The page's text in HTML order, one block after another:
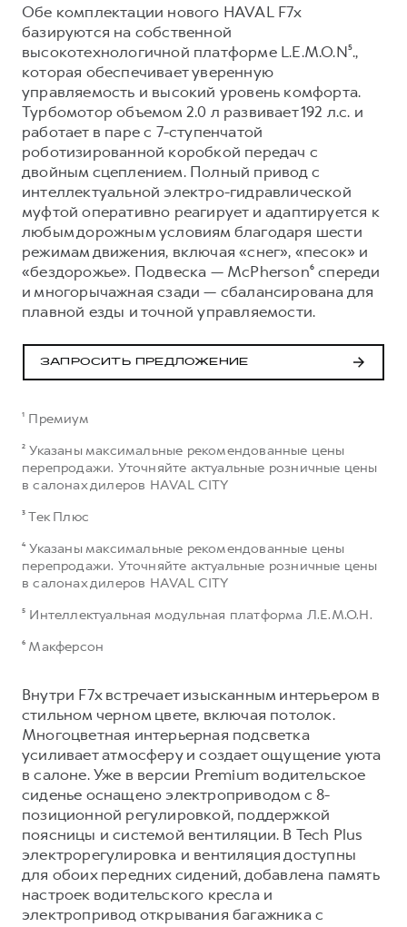
Обе комплектации нового HAVAL F7x
базируются на собственной
высокотехнологичной платформе L.E.M.O.N⁵.,
которая обеспечивает уверенную
управляемость и высокий уровень комфорта.
Турбомотор объемом 2.0 л развивает 192 л.с. и
работает в паре с 7-ступенчатой
роботизированной коробкой передач с
двойным сцеплением. Полный привод с
интеллектуальной электро-гидравлической
муфтой оперативно реагирует и адаптируется к
любым дорожным условиям благодаря шести
режимам движения, включая «снег», «песок» и
«бездорожье». Подвеска — McPherson⁶ спереди
и многорычажная сзади — сбалансирована для
плавной езды и точной управляемости.
ЗАПРОСИТЬ ПРЕДЛОЖЕНИЕ
¹ Премиум
² Указаны максимальные рекомендованные цены
перепродажи. Уточняйте актуальные розничные цены
в салонах дилеров HAVAL CITY
³ Тек Плюс
⁴ Указаны максимальные рекомендованные цены
перепродажи. Уточняйте актуальные розничные цены
в салонах дилеров HAVAL CITY
⁵ Интеллектуальная модульная платформа Л.Е.М.О.Н.
⁶ Макферсон
Внутри F7x встречает изысканным интерьером в
стильном черном цвете, включая потолок.
Многоцветная интерьерная подсветка
усиливает атмосферу и создает ощущение уюта
в салоне. Уже в версии Premium водительское
сиденье оснащено электроприводом с 8-
позиционной регулировкой, поддержкой
поясницы и системой вентиляции. В Tech Plus
электрорегулировка и вентиляция доступны
для обоих передних сидений, добавлена память
настроек водительского кресла и
электропривод открывания багажника с